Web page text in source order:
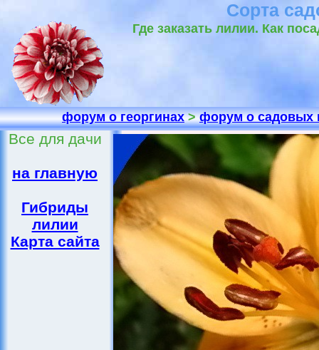
Сорта
Где заказать лилии. Как
форум о георгинах>форум о садовых
Все для дачи
на главную
Гибриды
лилии
Карта сайта